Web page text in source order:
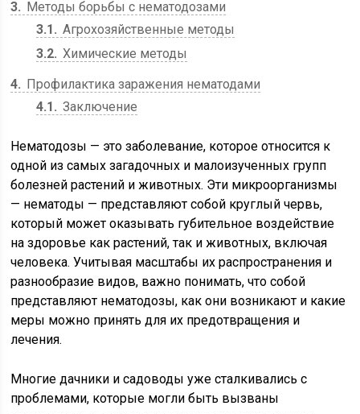
3
Методы борьбы с нематодозами
3.1
Агрохозяйственные методы
3.2 Химические методы
4
Профилактика заражения нематодами
4.1
Заключение
Нематодозы — это заболевание, которое относится к
одной из самых загадочных и малоизученных групп
болезней растений и животных. Эти микроорганизмы
— нематоды — представляют собой круглый червь,
который может оказывать губительное воздействие
на здоровье как растений, так и животных, включая
человека. Учитывая масштабы их распространения и
разнообразие видов, важно понимать, что собой
представляют нематодозы, как они возникают и какие
меры можно принять для их предотвращения и
лечения.
Многие дачники и садоводы уже сталкивались с
проблемами, которые могли быть вызваны